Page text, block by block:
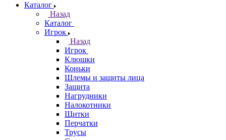
Каталог
Назад
Каталог
Игрок
Назад
Игрок
Клюшки
Коньки
Шлемы и защиты лица
Защита
Нагрудники
Налокотники
Щитки
Перчатки
Трусы